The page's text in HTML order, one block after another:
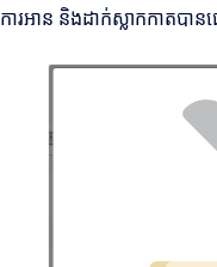
ការអាន និងដាក់ស្លាកកាតបា